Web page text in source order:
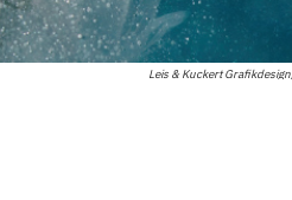
Leis & Kuckert